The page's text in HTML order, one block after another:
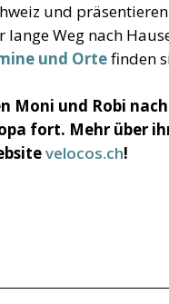
und
lange Weg nach
und Ortefinden
Moni und Robi
fort. Mehr über
velocos.ch!